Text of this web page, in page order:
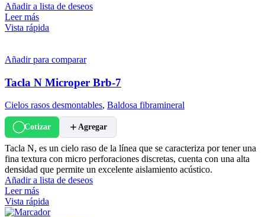
Añadir a lista de deseos
Leer más
Vista rápida
Añadir para comparar
Tacla N Microper Brb-7
Cielos rasos desmontables, Baldosa fibramineral
Cotizar Agregar
Tacla N, es un cielo raso de la línea que se caracteriza por tener una
fina textura con micro perforaciones discretas, cuenta con una alta
densidad que permite un excelente aislamiento acústico.
Añadir a lista de deseos
Leer más
Vista rápida